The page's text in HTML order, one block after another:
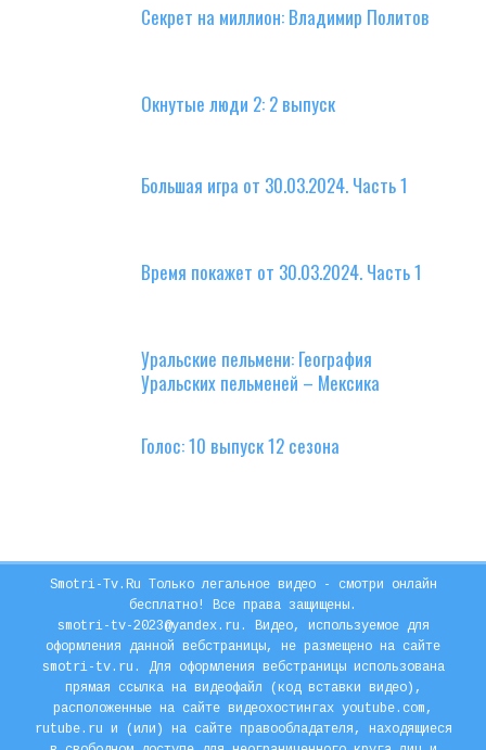
Секрет на миллион: Владимир Политов
Окнутые люди 2: 2 выпуск
Большая игра от 30.03.2024. Часть 1
Время покажет от 30.03.2024. Часть 1
Уральские пельмени: География
Уральских пельменей – Мексика
Голос: 10 выпуск 12 сезона
Smotri-Tv.Ru Только легальное видео - смотри онлайн
бесплатно! Все права защищены.
smotri-tv-2023@yandex.ru. Видео, используемое для
оформления данной вебстраницы, не размещено на сайте
smotri-tv.ru. Для оформления вебстраницы использована
прямая ссылка на видеофайл (код вставки видео),
расположенные на сайте видеохостингах youtube.com,
rutube.ru и (или) на сайте правообладателя, находящиеся